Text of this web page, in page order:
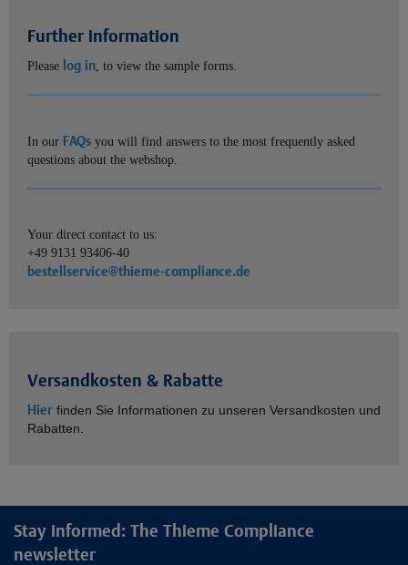
Further information
Please log in, to view the sample forms.
In our FAQs you will find answers to the most frequently asked
questions about the webshop.
Your direct contact to us:
+49 9131 93406-40
bestellservice@thieme-compliance.de
Versandkosten & Rabatte
Hier finden Sie Informationen zu unseren Versandkosten und
Rabatten.
Stay informed: The Thieme Compliance
newsletter